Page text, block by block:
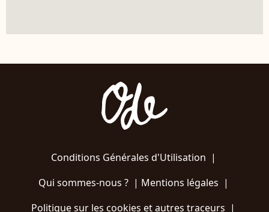
Conditions Générales d'Utilisation |
Qui sommes-nous ?| Mentions légales |
Politique sur les cookies et autres traceurs |